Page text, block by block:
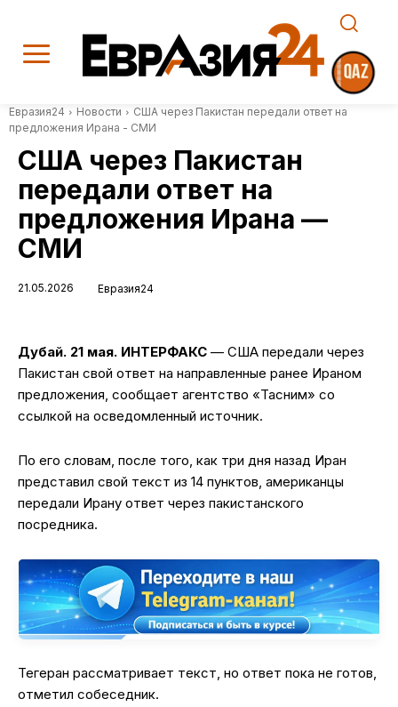
Евразия24 Новости
США через Пакистан передали ответ на
предложения Ирана - СМИ
США через Пакистан
передали ответ на
предложения Ирана —
СМИ
21.05.2026 Евразия24
Дубай. 21 мая. ИНТЕРФАКС — США передали через
Пакистан свой ответ на направленные ранее Ираном
предложения, сообщает агентство «Тасним» со
ссылкой на осведомленный источник.
По его словам, после того, как три дня назад Иран
представил свой текст из 14 пунктов, американцы
передали Ирану ответ через пакистанского
посредника.
Тегеран рассматривает текст, но ответ пока не готов,
отметил собеседник.